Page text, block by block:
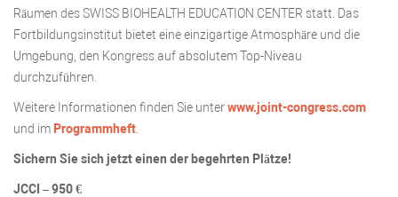
Räumen des SWISS BIOHEALTH EDUCATION CENTER statt. Das
Fortbildungsinstitut bietet eine einzigartige Atmosphäre und die
Umgebung, den Kongress auf absolutem Top-Niveau
durchzuführen.
Weitere Informationen finden Sie unterwww.joint-congress.com
und im Programmheft
Sichern Sie sich jetzt einen der begehrten Plätze!
JCCI – 950 €